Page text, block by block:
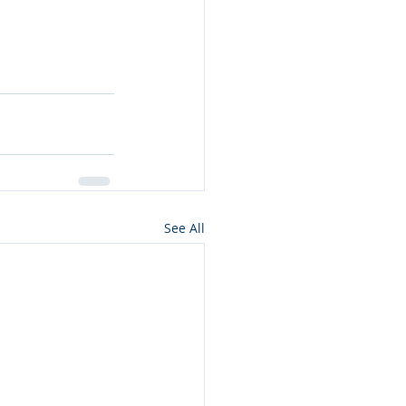
See All